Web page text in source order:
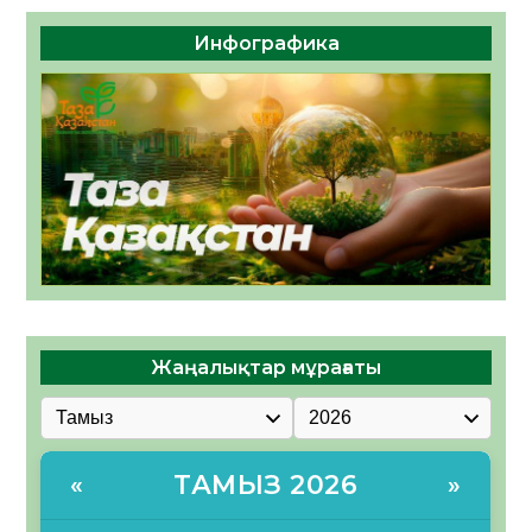
Инфографика
Жаңалықтар мұрағаты
« ТАМЫЗ 2026 »